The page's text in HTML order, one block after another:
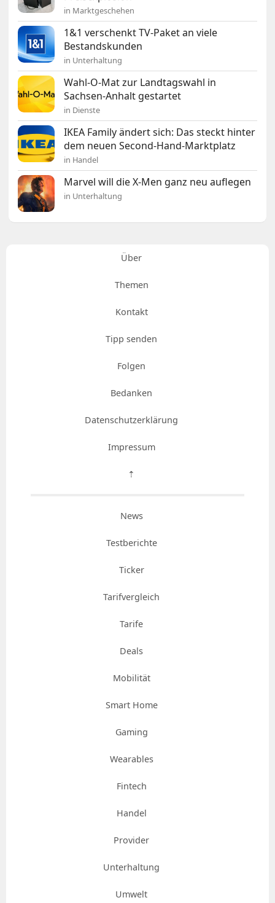
in Marktgeschehen
1&1 verschenkt TV-Paket an viele
Bestandskunden
in Unterhaltung
Wahl-O-Mat zur Landtagswahl in
Sachsen-Anhalt gestartet
in Dienste
IKEA Family ändert sich: Das steckt hinter
dem neuen Second-Hand-Marktplatz
in Handel
Marvel will die X-Men ganz neu auflegen
in Unterhaltung
Über
Themen
Kontakt
Tipp senden
Folgen
Bedanken
Datenschutzerklärung
Impressum
⇡
News
Testberichte
Ticker
Tarifvergleich
Tarife
Deals
Mobilität
Smart Home
Gaming
Wearables
Fintech
Handel
Provider
Unterhaltung
Umwelt